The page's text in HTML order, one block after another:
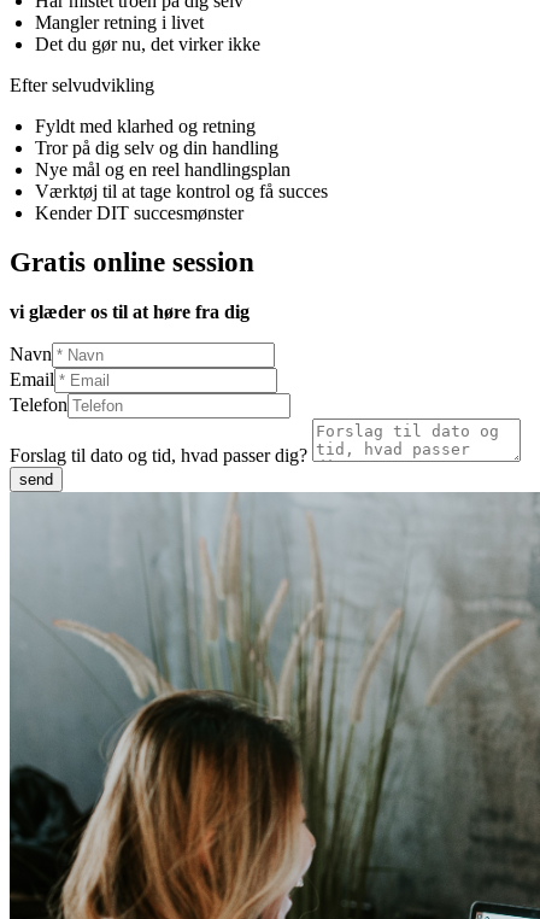
Mangler retning i livet
Det du gør nu, det virker ikke
Efter selvudvikling
Fyldt med klarhed og retning
Tror på dig selv og din handling
Nye mål og en reel handlingsplan
Værktøj til at tage kontrol og få succes
Kender DIT succesmønster
Gratis online session
vi glæder os til at høre fra dig
Navn
Email
Telefon
Forslag til dato og tid, hvad passer dig?
send